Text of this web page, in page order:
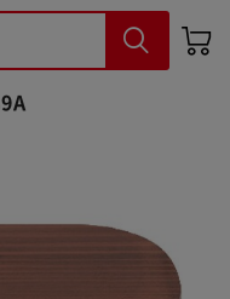
購入手続きへ